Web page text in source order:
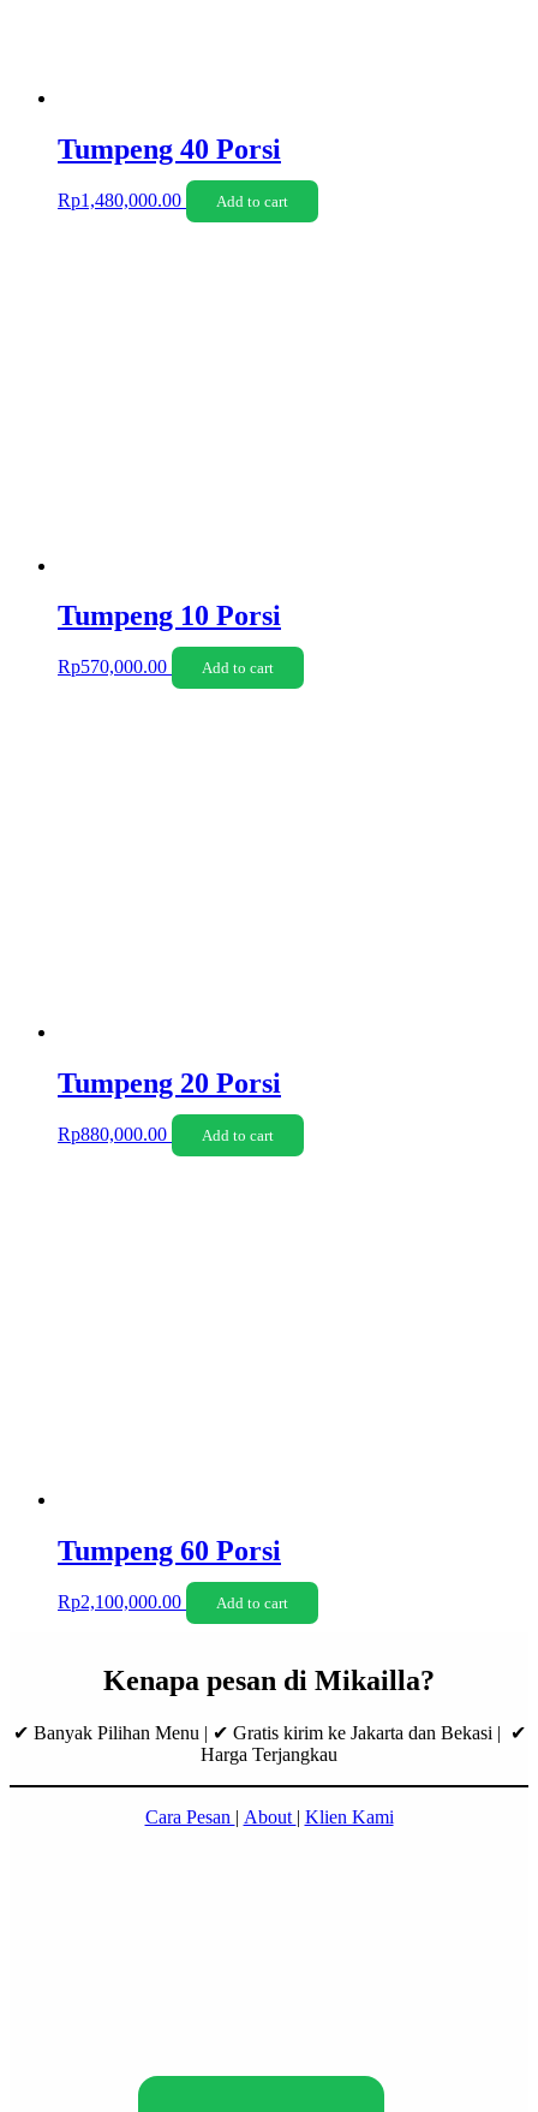
Tumpeng 40 Porsi
Rp1,480,000.00 Add to cart
Tumpeng 10 Porsi
Rp570,000.00 Add to cart
Tumpeng 20 Porsi
Rp880,000.00 Add to cart
Tumpeng 60 Porsi
Rp2,100,000.00 Add to cart
Kenapa pesan di Mikailla?
✔ Banyak Pilihan Menu | ✔ Gratis kirim ke Jakarta dan Bekasi | ✔
Harga Terjangkau
Cara Pesan | About | Klien Kami